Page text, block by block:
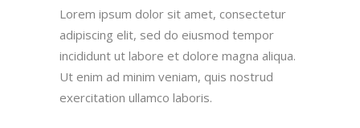
Lorem ipsum dolor sit amet, consectetur
adipiscing elit, sed do eiusmod tempor
incididunt ut labore et dolore magna aliqua.
Ut enim ad minim veniam, quis nostrud
exercitation ullamco laboris.